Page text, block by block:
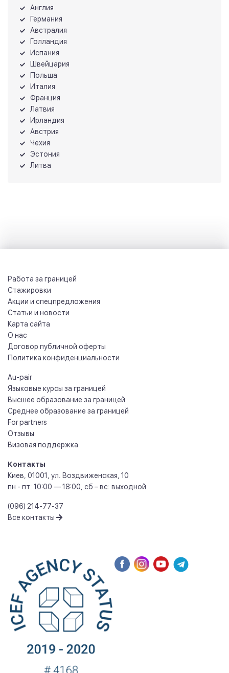
Англия
Германия
Австралия
Голландия
Испания
Швейцария
Польша
Италия
Франция
Латвия
Ирландия
Австрия
Чехия
Эстония
Литва
Работа за границей
Стажировки
Акции и спецпредложения
Статьи и новости
Карта сайта
О нас
Договор публичной оферты
Политика конфиденциальности
Au-pair
Языковые курсы за границей
Высшее образование за границей
Среднее образование за границей
For partners
Отзывы
Визовая поддержка
Контакты
Киев 01001
ул. Воздвиженская, 10
пн - пт: 10:00 — 18:00, сб – вс: выходной
(096) 214-77-37
Все контакты